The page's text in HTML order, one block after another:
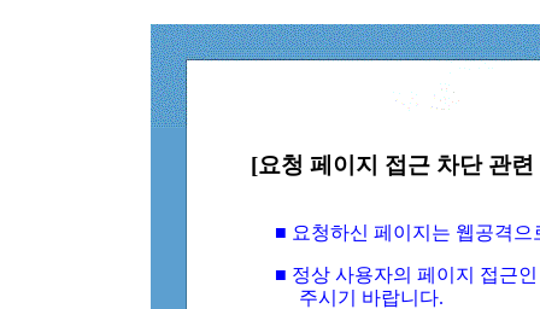
[요청 페이지 접근 차단 관
■ 요청하신 페이지는 웹공격
■ 정상 사용자의 페이지 접근
주시기 바랍니다.